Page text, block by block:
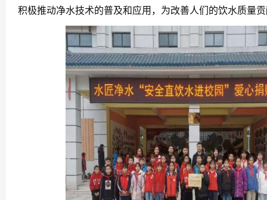
积极推动净水技术的普及和应用，为改善人们的饮水质量